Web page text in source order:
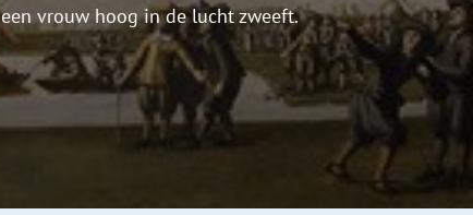
een vrouw hoog in de lucht zweeft.